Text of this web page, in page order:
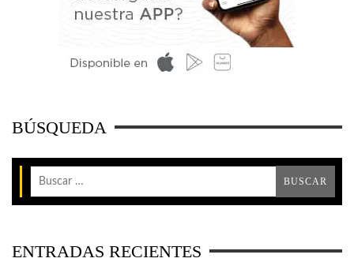
BÚSQUEDA
ENTRADAS RECIENTES